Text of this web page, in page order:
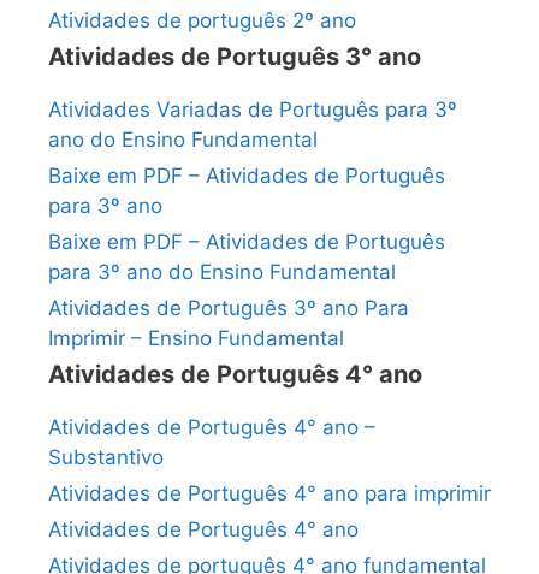
Atividades de português 2º ano
Atividades de Português 3° ano
Atividades Variadas de Português para 3º
ano do Ensino Fundamental
Baixe em PDF – Atividades de Português
para 3º ano
Baixe em PDF – Atividades de Português
para 3º ano do Ensino Fundamental
Atividades de Português 3º ano Para
Imprimir – Ensino Fundamental
Atividades de Português 4° ano
Atividades de Português 4° ano –
Substantivo
Atividades de Português 4° ano para imprimir
Atividades de Português 4° ano
Atividades de português 4° ano fundamental